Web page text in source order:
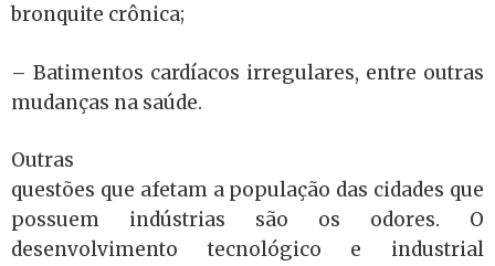
bronquite crônica;
– Batimentos cardíacos irregulares, entre outras
mudanças na saúde.
Outras
questões que afetam a população das cidades que
possuem indústrias são os odores. O
desenvolvimento tecnológico e industrial